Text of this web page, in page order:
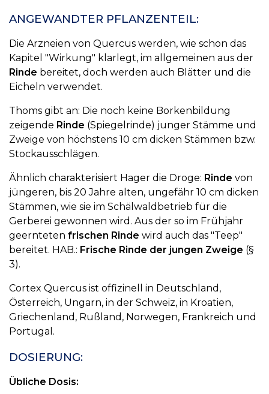
ANGEWANDTER PFLANZENTEIL:
Die Arzneien von Quercus werden, wie schon das
Kapitel "Wirkung" klarlegt, im allgemeinen aus der
Rinde bereitet, doch werden auch Blätter und die
Eicheln verwendet.
Thoms gibt an: Die noch keine Borkenbildung
zeigende Rinde (Spiegelrinde) junger Stämme und
Zweige von höchstens 10 cm dicken Stämmen bzw.
Stockausschlägen.
Ähnlich charakterisiert Hager die Droge: Rinde von
jüngeren, bis 20 Jahre alten, ungefähr 10 cm dicken
Stämmen, wie sie im Schälwaldbetrieb für die
Gerberei gewonnen wird. Aus der so im Frühjahr
geernteten frischen Rinde wird auch das "Teep"
bereitet. HAB.: Frische Rinde der jungen Zweige (§
3).
Cortex Quercus ist offizinell in Deutschland,
Österreich, Ungarn, in der Schweiz, in Kroatien,
Griechenland, Rußland, Norwegen, Frankreich und
Portugal.
DOSIERUNG:
Übliche Dosis: